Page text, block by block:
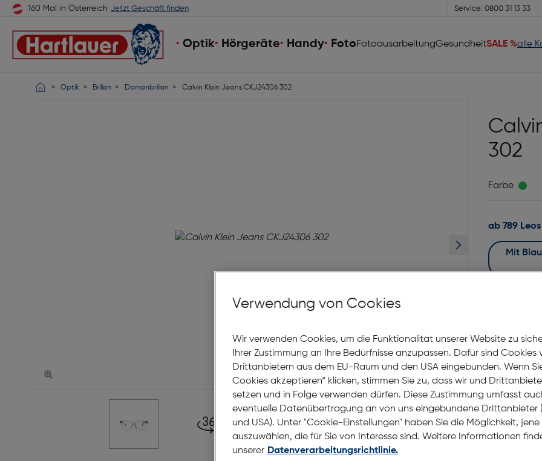
160 Mal in Österreich Jetzt Geschäft finden Service: 0800 31 13 33
Optik Hörgeräte Handy FotoFotoausarbeitungGesundheitSALE %alle
Optik Brillen Damenbrillen Calvin Klein Jeans CKJ24306 302
302
Farbe
ab 789 Leos
Jetzt
Lagernd
Nach
Verwendung von Cookies
Wir verwenden Cookies, um die Funktionalität unserer Website zu
Ihrer Zustimmung an Ihre Bedürfnisse anzupassen. Dafür sind Cookies
Drittanbietern aus dem EU-Raum und den USA eingebunden. Wenn
Cookies akzeptieren“ klicken, stimmen Sie zu, dass wir und
setzen und in Folge verwenden dürfen. Diese Zustimmung umfasst
eventuelle Datenübertragung an von uns eingebundene Drittanbieter
und USA). Unter "Cookie-Einstellungen" haben Sie die Möglichkeit,
auszuwählen, die für Sie von Interesse sind. Weitere Informationen
unserer Datenverarbeitungsrichtlinie.